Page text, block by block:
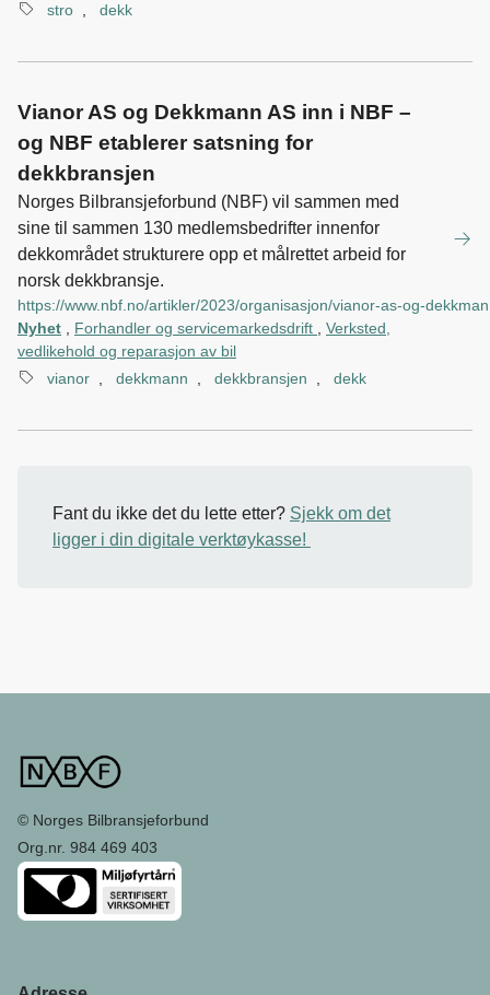
stro
dekk
Vianor AS og Dekkmann AS inn i NBF –
og NBF etablerer satsning for
dekkbransjen
Norges Bilbransjeforbund (NBF) vil sammen med
sine til sammen 130 medlemsbedrifter innenfor
dekkområdet strukturere opp et målrettet arbeid for
norsk dekkbransje.
https://www.nbf.no/artikler/2023/organisasjon/vianor-as-og-
Nyhet
Forhandler og servicemarkedsdrift
Verksted,
vedlikehold og reparasjon av bil
vianor
dekkmann dekkbransjen dekk
Fant du ikke det du lette etter? Sjekk om det
ligger i din digitale verktøykasse!
© Norges Bilbransjeforbund
Org.nr. 984 469 403